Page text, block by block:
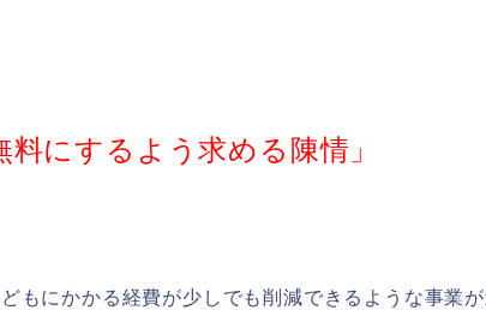
料にするよう求める陳情」
もにかかる経費が少しでも削減できるような事業